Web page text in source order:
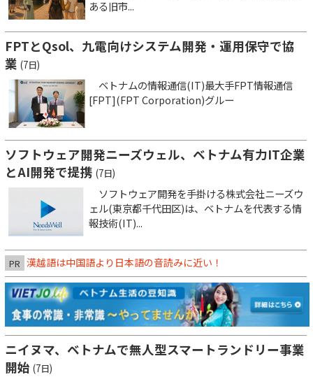
ある旧市...
FPTとQsol、九電向けシステム開発・運用保守で協
業 (7日)
ベトナムの情報通信(IT)最大手FPT情報通信
[FPT](FPT Corporation)グルー
ソフトウェア開発ニーズウェル、ベトナム有力IT企業
とAI開発で提携 (7日)
ソフトウェア開発を手掛ける株式会社ニーズウ
ェル(東京都千代田区)は、ベトナムを代表する情
報技術(IT)...
PR 漢越語は中国語より日本語の音読みに近い！
ニイヌマ、ベトナムで無人型スマートランドリー事業
開始 (7日)